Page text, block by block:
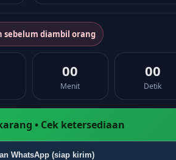
sebelum diambil orang
00
Menit
00
Detik
• Cek ketersediaan
WhatsApp (siap kirim)